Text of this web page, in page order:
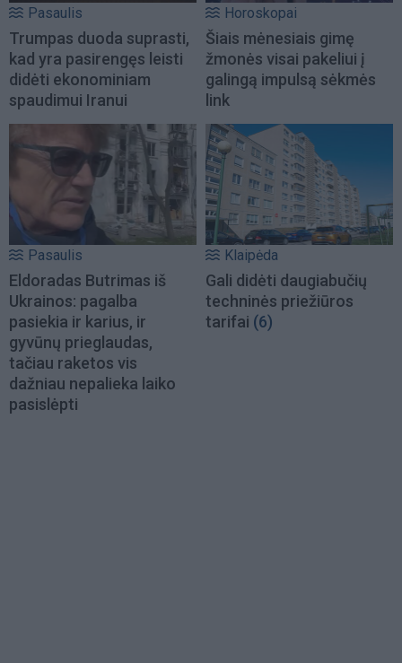
Pasaulis
Trumpas duoda suprasti,
kad yra pasirengęs leisti
didėti ekonominiam
spaudimui Iranui
Horoskopai
Šiais mėnesiais gimę
žmonės visai pakeliui į
galingą impulsą sėkmės
link
Pasaulis
Eldoradas Butrimas iš
Ukrainos: pagalba
pasiekia ir karius, ir
gyvūnų prieglaudas,
tačiau raketos vis
dažniau nepalieka laiko
pasislėpti
Klaipėda
Gali didėti daugiabučių
techninės priežiūros
tarifai (6)